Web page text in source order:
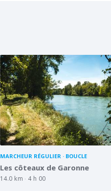
MARCHEUR RÉGULIER BOUCLE
Les côteaux de Garonne
14.0 km 4 h 00